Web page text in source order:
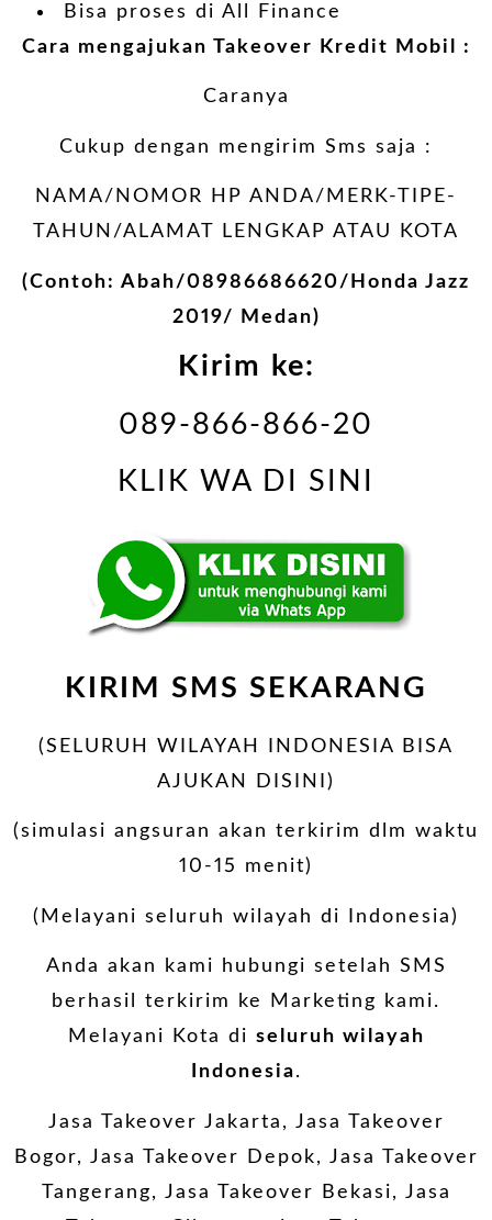
Bisa proses di All Finance
Cara mengajukan Takeover Kredit Mobil :
Caranya
Cukup dengan mengirim Sms saja :
NAMA/NOMOR HP ANDA/MERK-TIPE-
TAHUN/ALAMAT LENGKAP ATAU KOTA
(Contoh: Abah/08986686620/Honda Jazz
2019/ Medan)
Kirim ke:
089-866-866-20
KLIK WA DI SINI
KIRIM SMS SEKARANG
(SELURUH WILAYAH INDONESIA BISA
AJUKAN DISINI)
(simulasi angsuran akan terkirim dlm waktu
10-15 menit)
(Melayani seluruh wilayah di Indonesia)
Anda akan kami hubungi setelah SMS
berhasil terkirim ke Marketing kami.
Melayani Kota di seluruh wilayah
Indonesia.
Jasa Takeover Jakarta, Jasa Takeover
Bogor, Jasa Takeover Depok, Jasa Takeover
Tangerang, Jasa Takeover Bekasi, Jasa